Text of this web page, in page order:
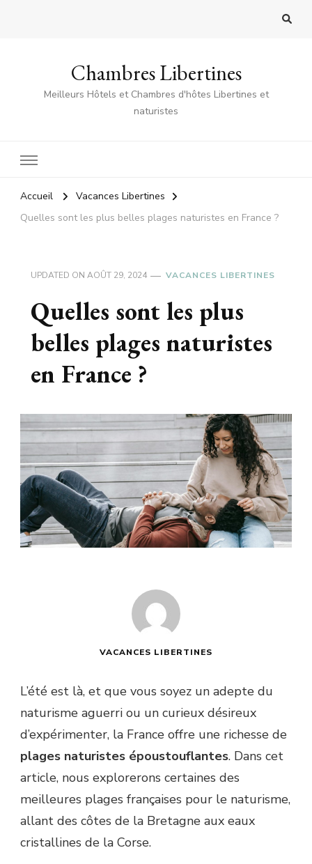
Chambres Libertines
Meilleurs Hôtels et Chambres d'hôtes Libertines et
naturistes
Accueil
Vacances Libertines
Quelles sont les plus belles plages naturistes en France ?
UPDATED ON AOÛT 29, 2024 VACANCES LIBERTINES
Quelles sont les plus
belles plages naturistes
en France ?
VACANCES LIBERTINES
L’été est là, et que vous soyez un adepte du
naturisme aguerri ou un curieux désireux
d’expérimenter, la France offre une richesse de
plages naturistes époustouflantes. Dans cet
article, nous explorerons certaines des
meilleures plages françaises pour le naturisme,
allant des côtes de la Bretagne aux eaux
cristallines de la Corse.